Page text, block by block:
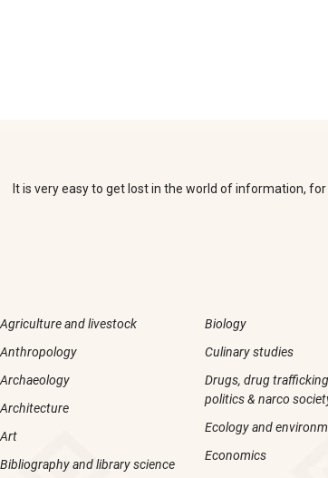
It is very easy to get lost in the world of information,
Agriculture and livestock
Anthropology
Archaeology
Architecture
Art
Bibliography and library science
Biology
Culinary studies
Drugs, drug
politics & narco
Ecology and
Economics